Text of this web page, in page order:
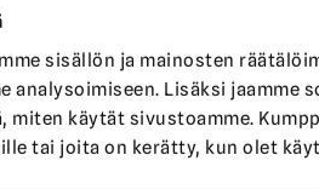
sisällön ja mainosten
analysoimiseen. Lisäksi jaamme
miten käytät sivustoamme.
tai joita on kerätty, kun olet
huolellinen työnjälki,
Siksi